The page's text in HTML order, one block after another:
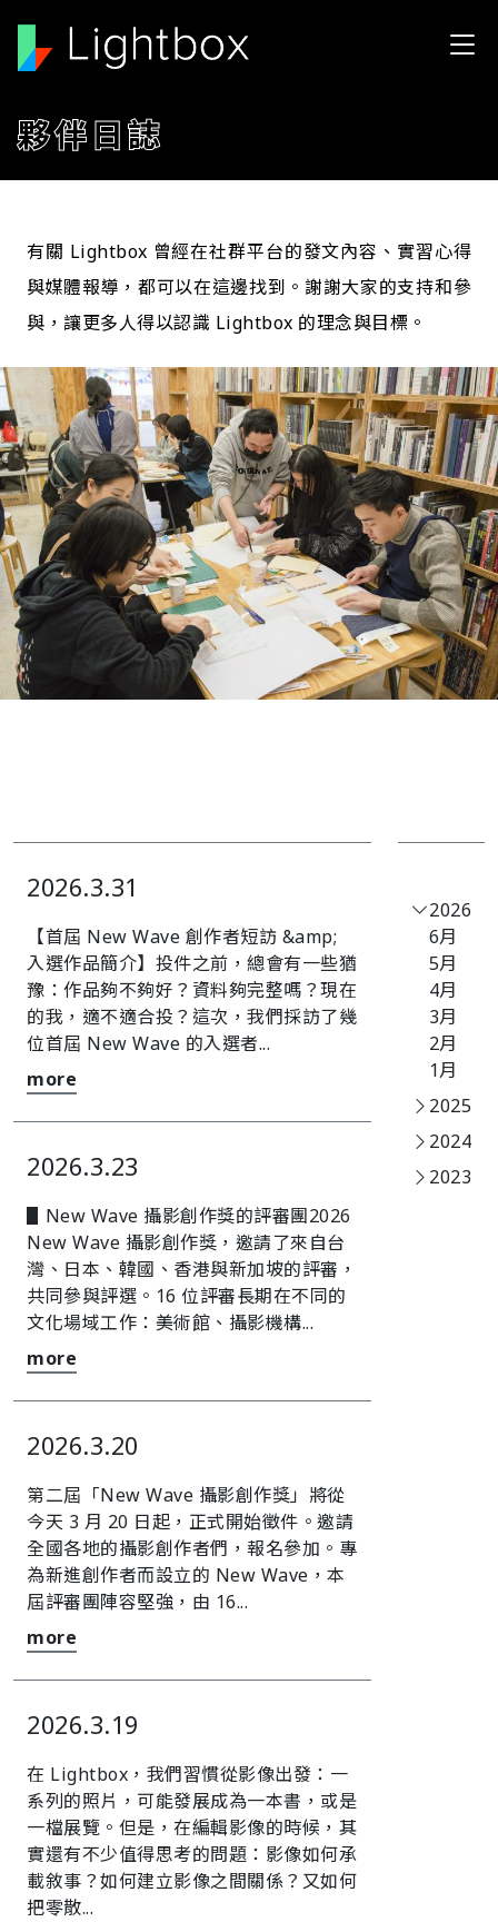
夥伴日誌
有關 Lightbox 曾經在社群平台的發文內容、實習心得
與媒體報導，都可以在這邊找到。謝謝大家的支持和參
與，讓更多人得以認識 Lightbox 的理念與目標。
2026.3.31
【首屆 New Wave 創作者短訪 &amp;
入選作品簡介】󠀠投件之前，總會有一些猶
豫：作品夠不夠好？資料夠完整嗎？現在
的我，適不適合投？󠀠這次，我們採訪了幾
位首屆 New Wave 的入選者...
more
2026.3.23
▋New Wave 攝影創作獎的評審團󠀠2026
New Wave 攝影創作獎，邀請了來自台
灣、日本、韓國、香港與新加坡的評審，
共同參與評選。󠀠16 位評審長期在不同的
文化場域工作：美術館、攝影機構...
more
2026.3.20
第二屆「New Wave 攝影創作獎」將從
今天 3 月 20 日起，正式開始徵件。邀請
全國各地的攝影創作者們，報名參加。󠀠專
為新進創作者而設立的 New Wave，本
屆評審團陣容堅強，由 16...
more
2026.3.19
在 Lightbox，我們習慣從影像出發：一
系列的照片，可能發展成為一本書，或是
一檔展覽。但是，在編輯影像的時候，其
實還有不少值得思考的問題：影像如何承
載敘事？如何建立影像之間關係？又如何
把零散...
2026
6月
5月
4月
3月
2月
1月
2025
2024
2023